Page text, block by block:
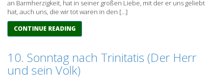
an Barmherzigkeit, hat in seiner großen Liebe, mit der er uns geliebt
hat, auch uns, die wir tot waren in den […]
CONTINUE READING
10. Sonntag nach Trinitatis (Der Herr
und sein Volk)